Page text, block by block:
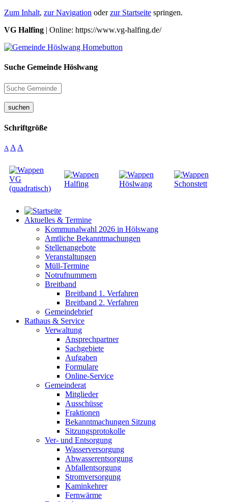
Zum Inhalt, zur Navigation oderzur Startseite springen.
VG Halfing | Online: https://www.vg-halfing.de/
Suche Gemeinde Höslwang
suchen
Schriftgröße
A A A
Aktuelles & Termine
Kommunalwahl 2026 in Hölswang
Amtliche Bekanntmachungen
Stellenangebote
Veranstaltungen
Müll-Termine
Notrufnummern
Breitband
Breitband 1. Verfahren
Breitband 2. Verfahren
Gemeindebrief
Rathaus & Service
Verwaltung
Ansprechpartner
Sachgebiete
Aufgaben
Formulare
Online-Service
Gemeinderat
Mitglieder
Ausschüsse
Fraktionen
Bekanntmachungen Sitzung
Sitzungsprotokolle
Ver- und Entsorgung
Wasserversorgung
Abwasserentsorgung
Abfallentsorgung
Stromversorgung
Kaminkehrer
Fernwärme